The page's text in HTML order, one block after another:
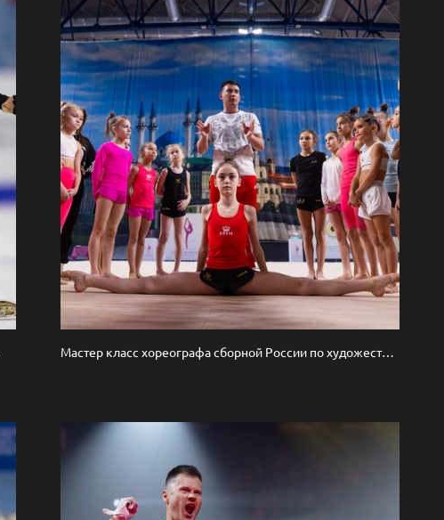
Мастер класс хореографа сборной России по художественной гимнастике Кирилла Баркана